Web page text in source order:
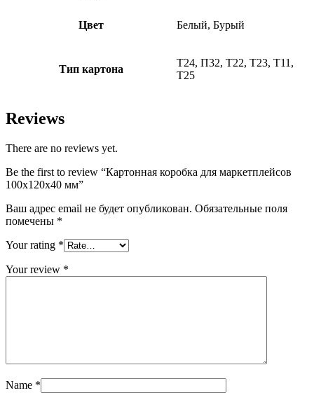
Цвет Белый, Бурый
Тип картона
Т24, П32, Т22, Т23, Т11,
Т25
Reviews
There are no reviews yet.
Be the first to review “Картонная коробка для маркетплейсов
100х120х40 мм”
Ваш адрес email не будет опубликован. Обязательные поля
помечены *
Your rating *
Your review *
Name *